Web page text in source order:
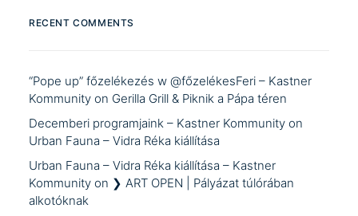
RECENT COMMENTS
“Pope up” főzelékezés w @főzelékesFeri – Kastner
Kommunity on Gerilla Grill & Piknik a Pápa téren
Decemberi programjaink – Kastner Kommunity on
Urban Fauna – Vidra Réka kiállítása
Urban Fauna – Vidra Réka kiállítása – Kastner
Kommunity on ❯ ART OPEN | Pályázat túlórában
alkotóknak